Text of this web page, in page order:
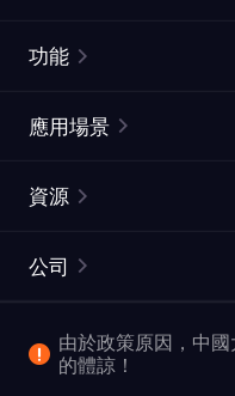
靜態住宅代理
網頁擷取 API
視頻下載 API
功能
ISP代理
ProxySite
應用場景
市場研究
爬行和索引
資源
常見問題解答
位置
公司
企業服務
由於政策原因，中
的體諒！